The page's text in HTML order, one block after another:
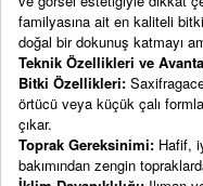
familyasına ait en kaliteli
doğal bir dokunuş katmayı
Teknik Özellikleri ve
Bitki Özellikleri:
örtücü veya küçük çalı
çıkar.
Toprak Gereksinimi: Hafif,
bakımından zengin